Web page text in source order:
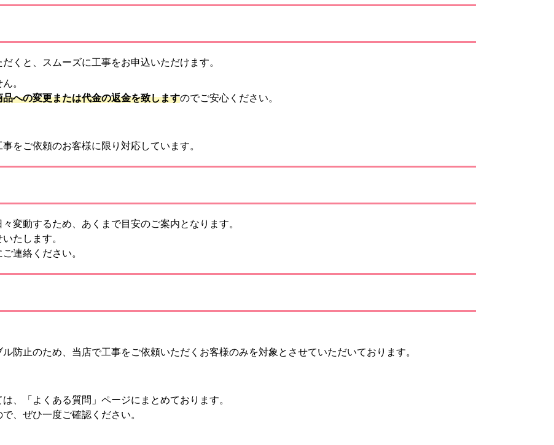
だくと、スムーズに工事をお申込いただけます。
。
品への変更または代金の返金を致しますのでご安心ください。
をご依頼のお客様に限り対応しています。
変動するため、あくまで目安のご案内となります。
たします。
連絡ください。
防止のため、当店で工事をご依頼いただくお客様のみを対象とさせていただいております。
、「よくある質問」ページにまとめております。
で、ぜひ一度ご確認ください。